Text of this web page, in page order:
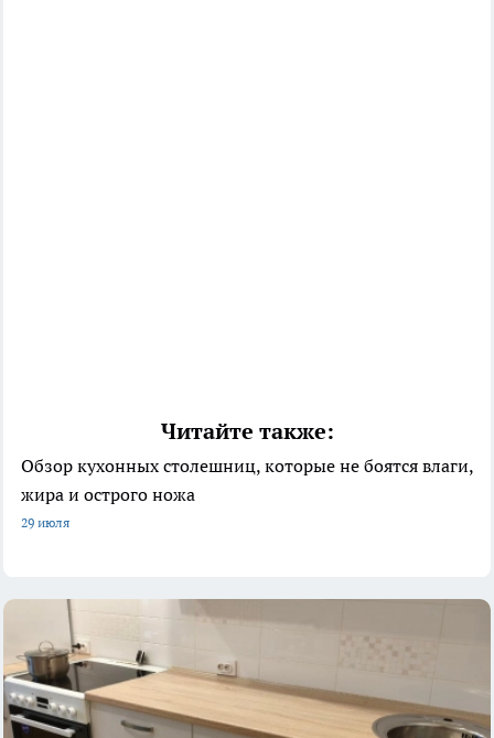
Читайте также:
Обзор кухонных столешниц, которые не боятся влаги,
жира и острого ножа
29 июля